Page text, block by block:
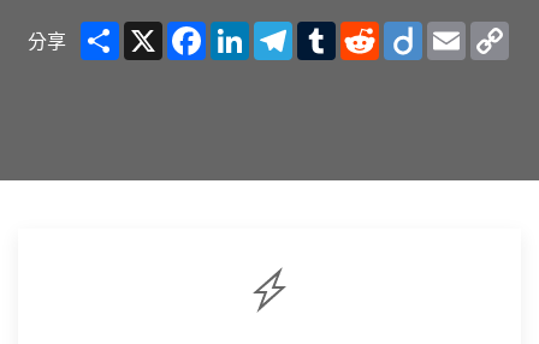
分享 ShareX Facebook
LinkedInTelegram
TumblrRedditDiigo Email